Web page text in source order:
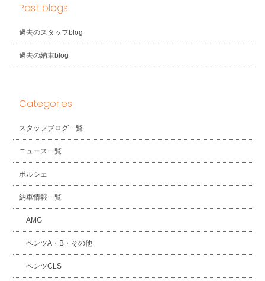
Past blogs
過去のスタッフblog
過去の納車blog
Categories
スタッフブログ一覧
ニュース一覧
ポルシェ
納車情報一覧
AMG
ベンツA・B・その他
ベンツCLS